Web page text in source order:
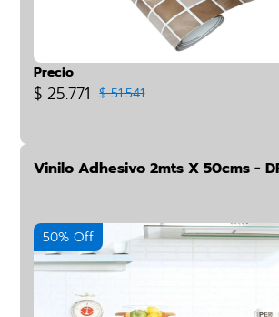
Precio
$ 25.771 $ 51.541
Vinilo Adhesivo 2mts X 50cms -
50% Off